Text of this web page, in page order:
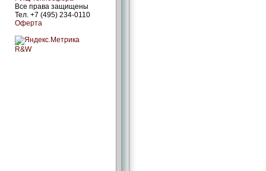
Все права защищены
Тел. +7 (495) 234-0110
Оферта
R&W